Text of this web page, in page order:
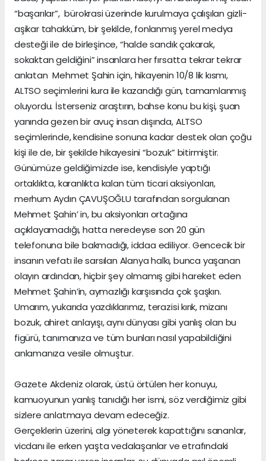
“başarılar”, bürokrasi üzerinde kurulmaya çalışılan gizli-
aşikar tahakküm, bir şekilde, fonlanmış yerel medya
desteği ile de birleşince, “halde sandık çakarak,
sokaktan geldiğini” insanlara her fırsatta tekrar tekrar
anlatan Mehmet Şahin için, hikayenin 10/8 lik kısmı,
ALTSO seçimlerini kura ile kazandığı gün, tamamlanmış
oluyordu. İsterseniz araştırın, bahse konu bu kişi, şuan
yanında gezen bir avuç insan dışında, ALTSO
seçimlerinde, kendisine sonuna kadar destek olan çoğu
kişi ile de, bir şekilde hikayesini “bozuk” bitirmiştir.
Günümüze geldiğimizde ise, kendisiyle yaptığı
ortaklıkta, karanlıkta kalan tüm ticari aksiyonları,
merhum Aydın ÇAVUŞOĞLU tarafından sorgulanan
Mehmet Şahin’ in, bu aksiyonları ortağına
açıklayamadığı, hatta neredeyse son 20 gün
telefonuna bile bakmadığı, iddaa ediliyor. Gencecik bir
insanın vefatı ile sarsılan Alanya halkı, bunca yaşanan
olayın ardından, hiçbir şey olmamış gibi hareket eden
Mehmet Şahin’in, aymazlığı karşısında çok şaşkın.
Umarım, yukarıda yazdıklarımız, terazisi kırık, mizanı
bozuk, ahiret anlayışı, aynı dünyası gibi yanlış olan bu
figürü, tanımanıza ve tüm bunları nasıl yapabildiğini
anlamanıza vesile olmuştur.
Gazete Akdeniz olarak, üstü örtülen her konuyu,
kamuoyunun yanlış tanıdığı her ismi, söz verdiğimiz gibi
sizlere anlatmaya devam edeceğiz.
Gerçeklerin üzerini, algı yöneterek kapattığını sananlar,
vicdanı ile erken yaşta vedalaşanlar ve etrafındaki